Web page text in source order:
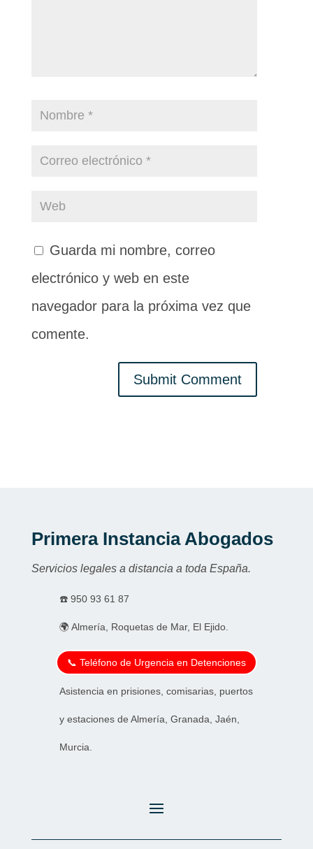
Guarda mi nombre, correo
electrónico y web en este
navegador para la próxima vez que
comente.
Submit Comment
Primera Instancia Abogados
Servicios legales a distancia a toda España.
☎️ 950 93 61 87
🌍 Almería, Roquetas de Mar, El Ejido.
📞 Teléfono de Urgencia en Detenciones
Asistencia en prisiones, comisarias, puertos
y estaciones de Almería, Granada, Jaén,
Murcia.